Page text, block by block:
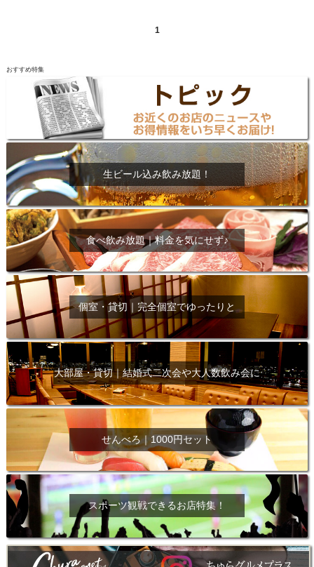
1
おすすめ特集
生ビール込み飲み放題！
食べ飲み放題｜料金を気にせず♪
個室・貸切｜完全個室でゆったりと
大部屋・貸切｜結婚式二次会や大人数飲み会に
せんべろ｜1000円セット
スポーツ観戦できるお店特集！